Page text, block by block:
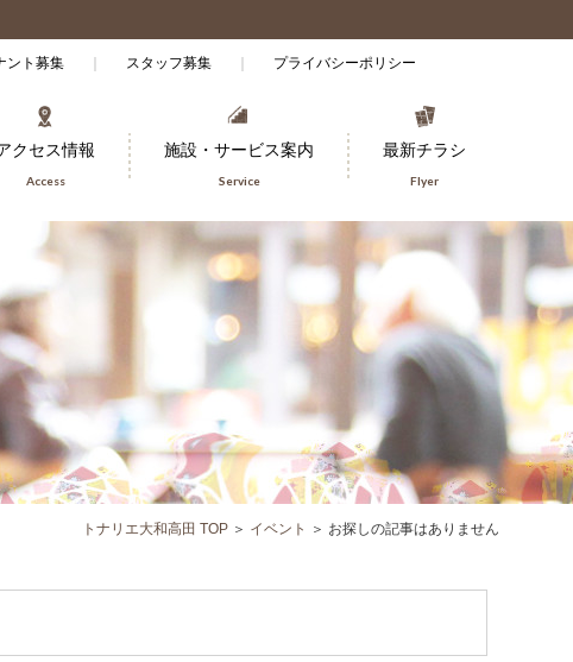
クセス情報
Access
施設・サービス案内
Service
最新チラシ
Flyer
ント募集 スタッフ募集 プライバシーポリシー
トナリエ大和高田 TOP ＞ イベント ＞ お探しの記事はありません